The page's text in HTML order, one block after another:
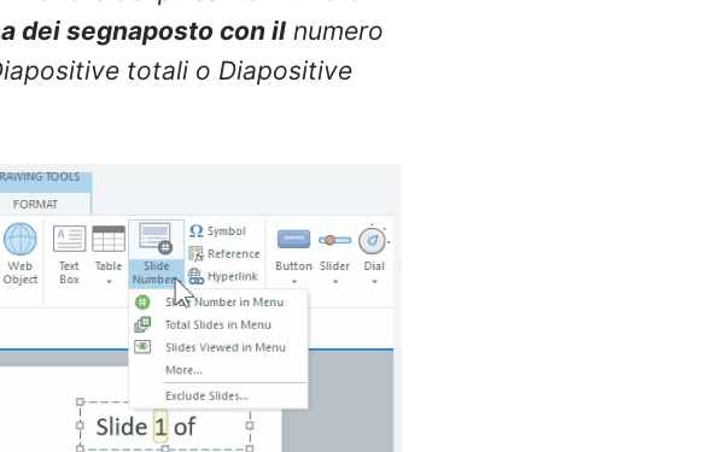
dei segnaposto con ilnumero
totali o Diapositive